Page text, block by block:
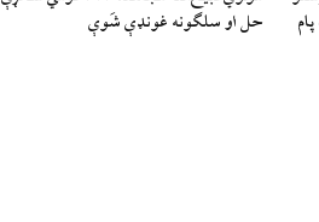
حل او سلګونه غونډې شَوې